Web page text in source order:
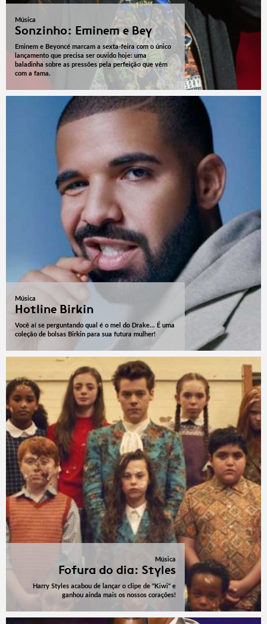
Música
Sonzinho: Eminem e Bey
Eminem e Beyoncé marcam a sexta-feira com o único
lançamento que precisa ser ouvido hoje: uma
baladinha sobre as pressões pela perfeição que vêm
com a fama.
Música
Hotline Birkin
Você aí se perguntando qual é o mel do Drake... É uma
coleção de bolsas Birkin para sua futura mulher!
Música
Fofura do dia: Styles
Harry Styles acabou de lançar o clipe de "Kiwi" e
ganhou ainda mais os nossos corações!